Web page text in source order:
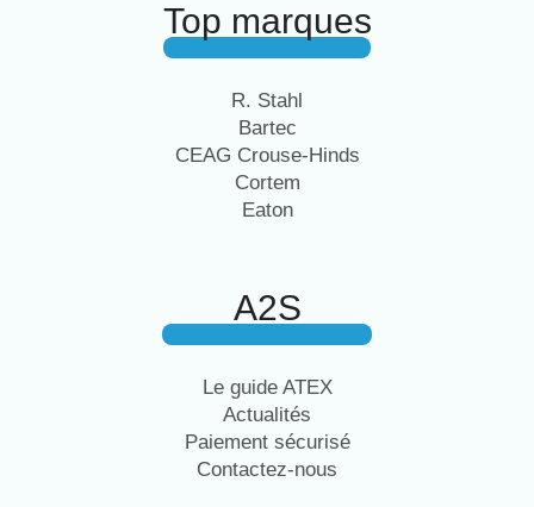
Top marques
R. Stahl
Bartec
CEAG Crouse-Hinds
Cortem
Eaton
A2S
Le guide ATEX
Actualités
Paiement sécurisé
Contactez-nous